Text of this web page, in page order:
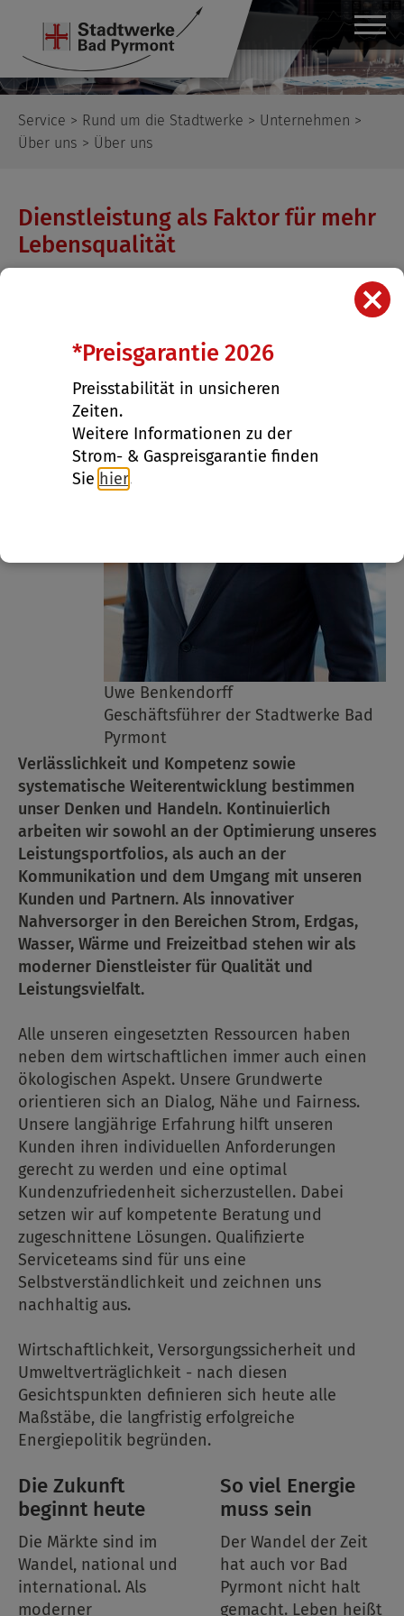
Service > Rund um die Stadtwerke > Unternehmen >
Über uns > Über uns
Dienstleistung als Faktor für mehr
Lebensqualität
Uwe Benkendorff
Geschäftsführer der Stadtwerke Bad
Pyrmont
Verlässlichkeit und Kompetenz sowie
systematische Weiterentwicklung bestimmen
unser Denken und Handeln. Kontinuierlich
arbeiten wir sowohl an der Optimierung unseres
Leistungsportfolios, als auch an der
Kommunikation und dem Umgang mit unseren
Kunden und Partnern. Als innovativer
Nahversorger in den Bereichen Strom, Erdgas,
Wasser, Wärme und Freizeitbad stehen wir als
moderner Dienstleister für Qualität und
Leistungsvielfalt.
Alle unseren eingesetzten Ressourcen haben
neben dem wirtschaftlichen immer auch einen
ökologischen Aspekt. Unsere Grundwerte
orientieren sich an Dialog, Nähe und Fairness.
Unsere langjährige Erfahrung hilft unseren
Kunden ihren individuellen Anforderungen
gerecht zu werden und eine optimal
Kundenzufriedenheit sicherzustellen. Dabei
setzen wir auf kompetente Beratung und
zugeschnittene Lösungen. Qualifizierte
Serviceteams sind für uns eine
Selbstverständlichkeit und zeichnen uns
nachhaltig aus.
Wirtschaftlichkeit, Versorgungssicherheit und
Umweltverträglichkeit - nach diesen
Gesichtspunkten definieren sich heute alle
Maßstäbe, die langfristig erfolgreiche
Energiepolitik begründen.
Die Zukunft
beginnt heute
Die Märkte sind im
Wandel, national und
international. Als
moderner
So viel Energie
muss sein
Der Wandel der Zeit
hat auch vor Bad
Pyrmont nicht halt
gemacht. Leben heißt
*Preisgarantie 2026
Preisstabilität in unsicheren
Zeiten.
Weitere Informationen zu der
Strom- & Gaspreisgarantie finden
Sie hier.
X